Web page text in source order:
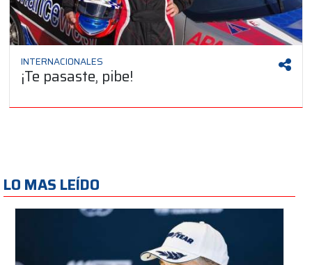
INTERNACIONALES
¡Te pasaste, pibe!
LO MAS LEÍDO